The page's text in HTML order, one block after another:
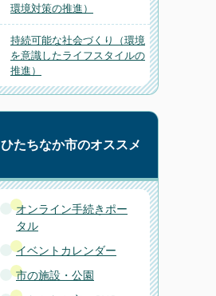
環境対策の推進）
持続可能な社会づくり（環境
を意識したライフスタイルの
推進）
ひたちなか市のオススメ
オンライン手続きポー
タル
イベントカレンダー
市の施設・公園